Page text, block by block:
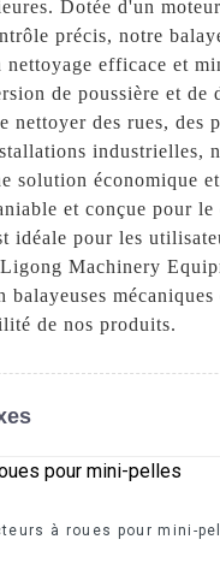
Dotée d'un
précis, notre
nettoyage efficace et
de poussière et de
nettoyer des rues, des
industrielles,
solution économique
et conçue pour le
idéale pour les
Machinery
balayeuses
de nos produits.
à roues pour mini-